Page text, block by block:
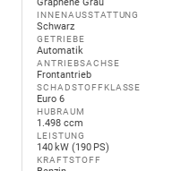
INNENAUSSTATTUNG
Schwarz
GETRIEBE
Automatik
ANTRIEBSACHSE
Frontantrieb
SCHADSTOFFKLASSE
Euro 6
HUBRAUM
1.498 ccm
LEISTUNG
140 kW (190 PS)
KRAFTSTOFF